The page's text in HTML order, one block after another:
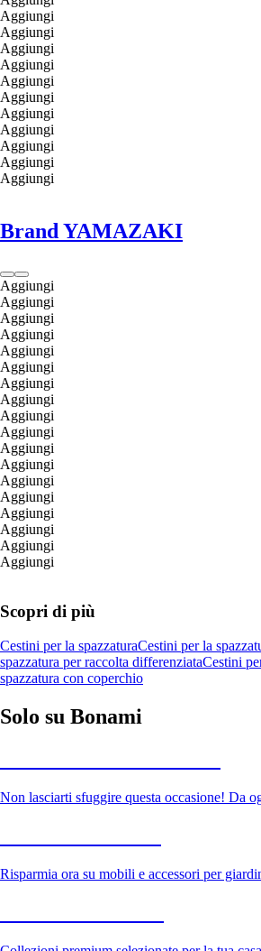
Aggiungi
Aggiungi
Aggiungi
Aggiungi
Aggiungi
Aggiungi
Aggiungi
Aggiungi
Aggiungi
Aggiungi
Aggiungi
Brand YAMAZAKI
Aggiungi
Aggiungi
Aggiungi
Aggiungi
Aggiungi
Aggiungi
Aggiungi
Aggiungi
Aggiungi
Aggiungi
Aggiungi
Aggiungi
Aggiungi
Aggiungi
Aggiungi
Aggiungi
Aggiungi
Aggiungi
Scopri di più
Cestini per la spazzaturaCestini per la
spazzatura per raccolta differenziataCestini
spazzatura con coperchio
Solo su Bonami
Non lasciarti sfuggire questa occasione! Da
Risparmia ora su mobili e accessori per